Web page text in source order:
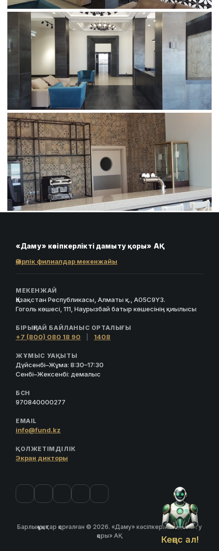
Кеңес ал!
«Даму» кәсіпкерлікті дамыту қоры» АҚ
Өңірлік филиалдар мекенжайы
МЕКЕНЖАЙ
Қазақстан Республикасы, Алматы қ., A05C9Y3.
Гоголь көшесі, 111, Наурызбай батыр көшесінің қиылысы
БІРЫҢҒАЙ БАЙЛАНЫС ОРТАЛЫҒЫ
+7 (800) 080 18 90 1408
ЖҰМЫС УАҚЫТЫ
Дүйсенбі–Жұма: 8:30–17:30
Сенбі–Жексенбі: демалыс
БСН
970840000277
EMAIL
info@fund.kz
ҚОЛЖЕТІМДІЛІК
Экран дикторы
Барлық құқықтар қорғалған © 2026. «Даму» кәсіпкерлікті дамыту
қоры» АҚ